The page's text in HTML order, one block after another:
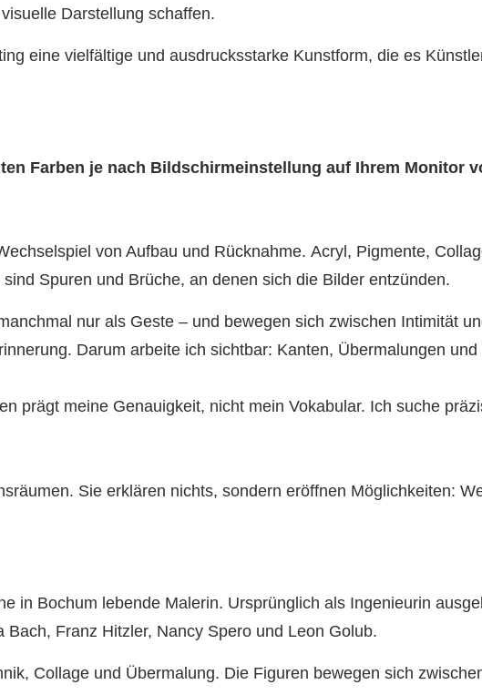
Darstellung schaffen.
eine vielfältige und ausdrucksstarke Kunstform, die es
Farben je nach Bildschirmeinstellung auf Ihrem Monitor
von Aufbau und Rücknahme. Acryl, Pigmente,
Spuren und Brüche, an denen sich die Bilder entzünden.
nur als Geste – und bewegen sich zwischen Intimität
Darum arbeite ich sichtbar: Kanten, Übermalungen
prägt meine Genauigkeit, nicht mein Vokabular. Ich suche
Sie erklären nichts, sondern eröffnen Möglichkeiten:
in Bochum lebende Malerin. Ursprünglich als Ingenieurin
Franz Hitzler, Nancy Spero und Leon Golub.
Collage und Übermalung. Die Figuren bewegen sich